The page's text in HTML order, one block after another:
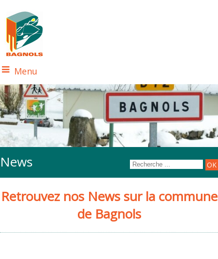
Menu
News
Retrouvez nos News sur la commune
de Bagnols